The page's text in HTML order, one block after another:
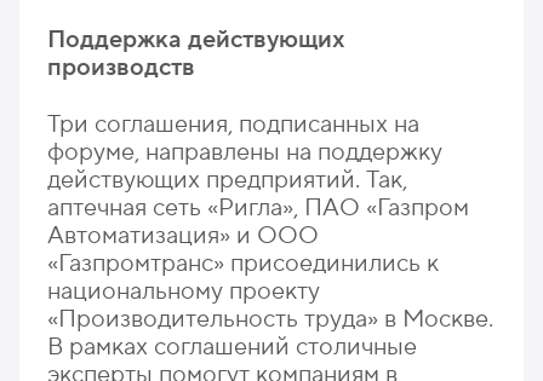
Поддержка действующих
производств
Три соглашения, подписанных на
форуме, направлены на поддержку
действующих предприятий. Так,
аптечная сеть «Ригла», ПАО «Газпром
Автоматизация» и ООО
«Газпромтранс» присоединились к
национальному проекту
«Производительность труда» в Москве.
В рамках соглашений столичные
эксперты помогут компаниям в